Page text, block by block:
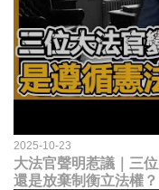
2025-10-23
大法官聲明惹議｜三
還是放棄制衡立法權？